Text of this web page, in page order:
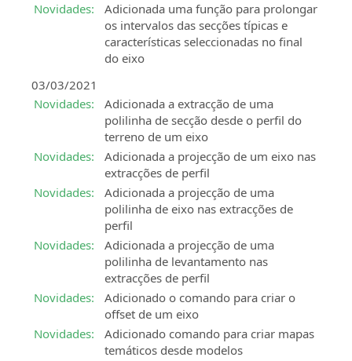
Novidades:
Adicionada uma função para prolongar
os intervalos das secções típicas e
características seleccionadas no final
do eixo
03/03/2021
Novidades:
Adicionada a extracção de uma
polilinha de secção desde o perfil do
terreno de um eixo
Novidades:
Adicionada a projecção de um eixo nas
extracções de perfil
Novidades:
Adicionada a projecção de uma
polilinha de eixo nas extracções de
perfil
Novidades:
Adicionada a projecção de uma
polilinha de levantamento nas
extracções de perfil
Novidades:
Adicionado o comando para criar o
offset de um eixo
Novidades:
Adicionado comando para criar mapas
temáticos desde modelos